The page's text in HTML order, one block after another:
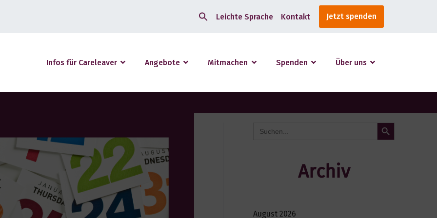
Search
for:
Leichte Sprache Kontakt Jetzt spenden
Infos für Careleaver Angebote Mitmachen Spenden Über uns
for:
Search Button
Archiv
August 2026